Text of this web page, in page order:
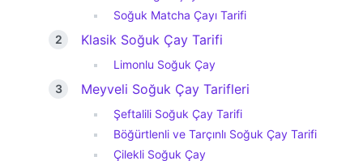
Soğuk Matcha Çayı Tarifi
Klasik Soğuk Çay Tarifi
Limonlu Soğuk Çay
Meyveli Soğuk Çay Tarifleri
Şeftalili Soğuk Çay Tarifi
Böğürtlenli ve Tarçınlı Soğuk Çay Tarifi
Çilekli Soğuk Çay